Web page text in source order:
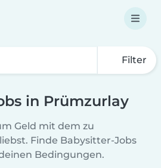
Filter
in Prümzurlay
Geld mit dem zu
Finde Babysitter-Jobs
Bedingungen.